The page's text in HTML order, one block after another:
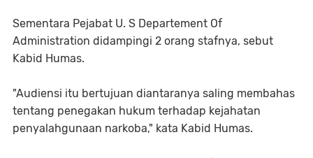
Sementara Pejabat U. S Departement Of
Administration didampingi 2 orang stafnya, sebut
Kabid Humas.
"Audiensi itu bertujuan diantaranya saling membahas
tentang penegakan hukum terhadap kejahatan
penyalahgunaan narkoba," kata Kabid Humas.